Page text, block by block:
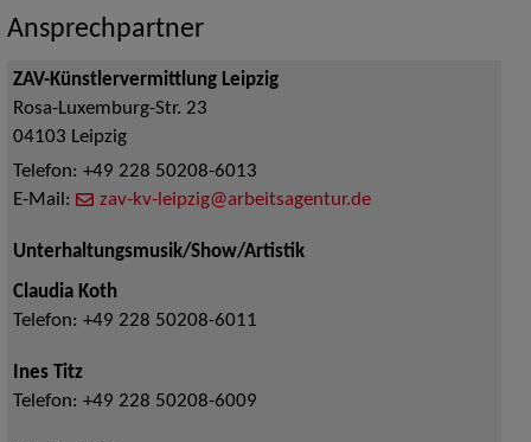
Ansprechpartner
ZAV-Künstlervermittlung Leipzig
Rosa-Luxemburg-Str. 23
04103 Leipzig
Telefon: +49 228 50208-6013
E-Mail:
zav-kv-leipzig@arbeitsagentur.de
Unterhaltungsmusik/Show/Artistik
Claudia Koth
Telefon: +49 228 50208-6011
Ines Titz
Telefon: +49 228 50208-6009